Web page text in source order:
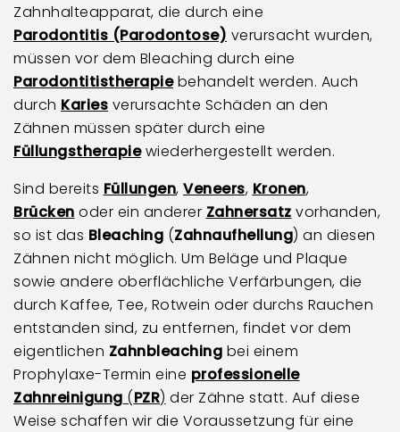
Zahnhalteapparat, die durch eine
Parodontitis (Parodontose) verursacht wurden,
müssen vor dem Bleaching durch eine
Parodontitistherapiebehandelt werden. Auch
durch Karies verursachte Schäden an den
Zähnen müssen später durch eine
Füllungstherapiewiederhergestellt werden.
Sind bereits Füllungen, Veneers, Kronen,
Brücken oder ein anderer Zahnersatz vorhanden,
so ist das Bleaching (Zahnaufhellung) an diesen
Zähnen nicht möglich. Um Beläge und Plaque
sowie andere oberflächliche Verfärbungen, die
durch Kaffee, Tee, Rotwein oder durchs Rauchen
entstanden sind, zu entfernen, findet vor dem
eigentlichen Zahnbleaching bei einem
Prophylaxe-Termin eine professionelle
Zahnreinigung (PZR) der Zähne statt. Auf diese
Weise schaffen wir die Voraussetzung für eine